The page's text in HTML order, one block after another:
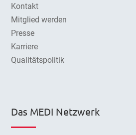
Kontakt
Mitglied werden
Presse
Karriere
Qualitätspolitik
Das MEDI Netzwerk